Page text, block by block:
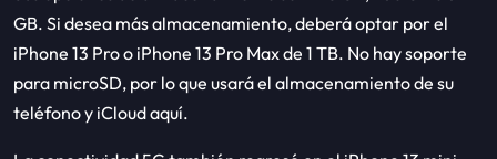
GB. Si desea más almacenamiento, deberá optar por el
iPhone 13 Pro o iPhone 13 Pro Max de 1 TB. No hay soporte
para microSD, por lo que usará el almacenamiento de su
teléfono y iCloud aquí.